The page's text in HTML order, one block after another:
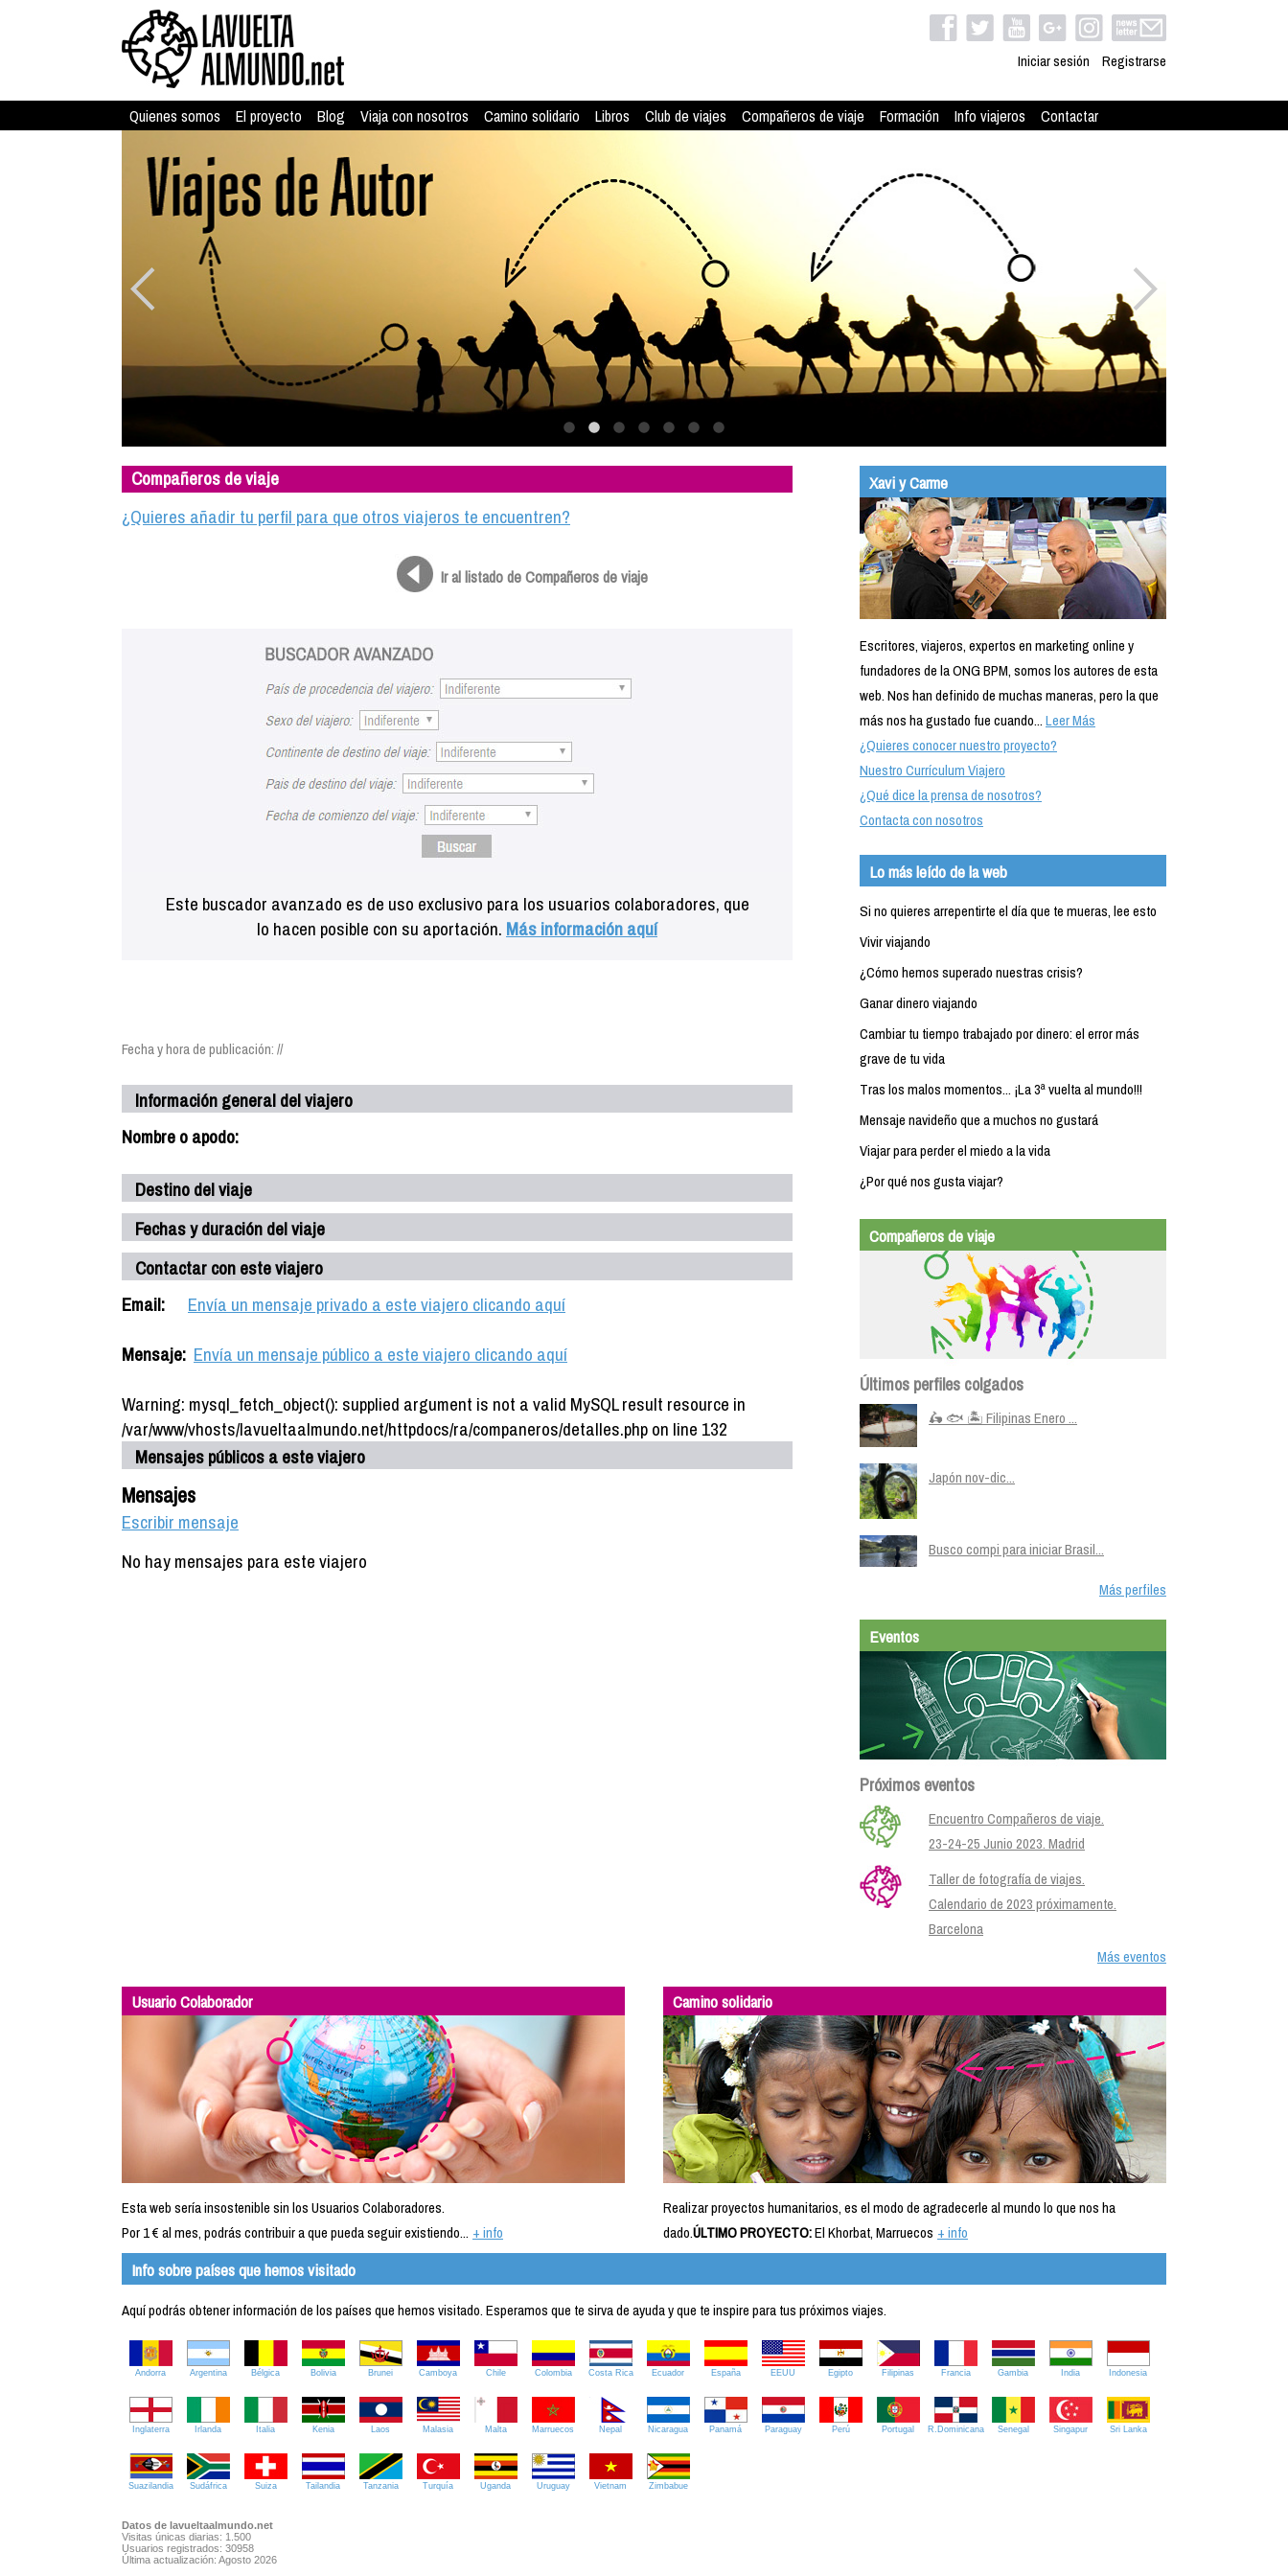
Iniciar sesión Registrarse
Quienes somos El proyecto Blog Viaja con nosotros Camino solidario Libros Club de viajes Compañeros de viaje Formación Info viajeros Contactar
Compañeros de viaje
¿Quieres añadir tu perfil para que otros viajeros te encuentren?
Ir al listado de Compañeros de viaje
Este buscador avanzado es de uso exclusivo para los usuarios colaboradores, que
lo hacen posible con su aportación. Más información aquí
Fecha y hora de publicación: //
Información general del viajero
Nombre o apodo:
Destino del viaje
Fechas y duración del viaje
Contactar con este viajero
Email:
Envía un mensaje privado a este viajero clicando aquí
Mensaje: Envía un mensaje público a este viajero clicando aquí
Warning: mysql_fetch_object(): supplied argument is not a valid MySQL result resource in
/var/www/vhosts/lavueltaalmundo.net/httpdocs/ra/companeros/detalles.php on line 132
Mensajes públicos a este viajero
Mensajes
Escribir mensaje
No hay mensajes para este viajero
Xavi y Carme
Escritores, viajeros, expertos en marketing online y
fundadores de la ONG BPM, somos los autores de esta
web. Nos han definido de muchas maneras, pero la que
más nos ha gustado fue cuando...Leer Más
¿Quieres conocer nuestro proyecto?
Nuestro Currículum Viajero
¿Qué dice la prensa de nosotros?
Contacta con nosotros
Lo más leído de la web
Si no quieres arrepentirte el día que te mueras, lee esto
Vivir viajando
¿Cómo hemos superado nuestras crisis?
Ganar dinero viajando
Cambiar tu tiempo trabajado por dinero: el error más
grave de tu vida
Tras los malos momentos... ¡La 3ª vuelta al mundo!!!
Mensaje navideño que a muchos no gustará
Viajar para perder el miedo a la vida
¿Por qué nos gusta viajar?
Compañeros de viaje
Últimos perfiles colgados
🛵 🐟 🏝️ Filipinas Enero ...
Japón nov-dic...
Busco compi para iniciar Brasil...
Más perfiles
Eventos
Próximos eventos
Encuentro Compañeros de viaje.
23-24-25 Junio 2023. Madrid
Taller de fotografía de viajes.
Calendario de 2023 próximamente.
Barcelona
Más eventos
Usuario Colaborador
Esta web sería insostenible sin los Usuarios Colaboradores.
Por 1 € al mes, podrás contribuir a que pueda seguir existiendo... + info
Camino solidario
Realizar proyectos humanitarios, es el modo de agradecerle al mundo lo que nos ha
dado.ÚLTIMO PROYECTO:El Khorbat, Marruecos + info
Info sobre países que hemos visitado
Aquí podrás obtener información de los países que hemos visitado. Esperamos que te sirva de ayuda y que te inspire para tus próximos viajes.
Andorra Argentina Bélgica Bolivia Brunei Camboya Chile Colombia Costa Rica Ecuador España EEUU Egipto Filipinas Francia Gambia India Indonesia
Inglaterra Irlanda Italia Kenia Laos Malasia Malta Marruecos Nepal Nicaragua Panamá Paraguay Perú Portugal R.Dominicana Senegal Singapur Sri Lanka
Suazilandia Sudáfrica Suiza Tailandia Tanzania Turquía Uganda Uruguay Vietnam Zimbabue
Datos de lavueltaalmundo.net
Visitas únicas diarias: 1.500
Usuarios registrados: 30958
Última actualización: Agosto 2026